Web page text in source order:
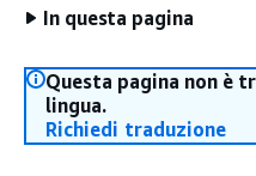
In questa pagina
Questa pagina non è
lingua.
Richiedi traduzione